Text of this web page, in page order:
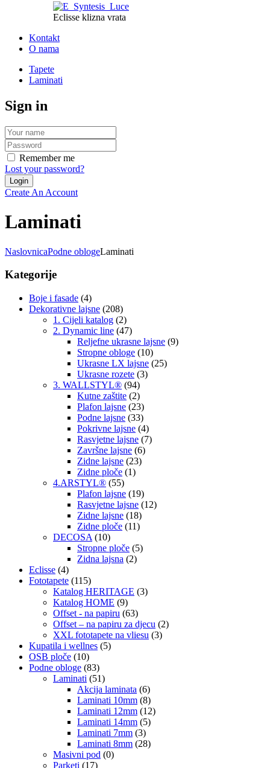
Eclisse klizna vrata
Kontakt
O nama
Tapete
Laminati
Sign in
Remember me
Lost your password?
Create An Account
Laminati
NaslovnicaPodne oblogeLaminati
Kategorije
Boje i fasade (4)
Dekorativne lajsne (208)
1. Cijeli katalog (2)
2. Dynamic line (47)
Reljefne ukrasne lajsne (9)
Stropne obloge (10)
Ukrasne LX lajsne (25)
Ukrasne rozete (3)
3. WALLSTYL® (94)
Kutne zaštite (2)
Plafon lajsne (23)
Podne lajsne (33)
Pokrivne lajsne (4)
Rasvjetne lajsne (7)
Završne lajsne (6)
Zidne lajsne (23)
Zidne ploče (1)
4.ARSTYL® (55)
Plafon lajsne (19)
Rasvjetne lajsne (12)
Zidne lajsne (18)
Zidne ploče (11)
DECOSA (10)
Stropne ploče (5)
Zidna lajsna (2)
Eclisse (4)
Fototapete (115)
Katalog HERITAGE (3)
Katalog HOME (9)
Offset - na papiru (63)
Offset – na papiru za djecu (2)
XXL fototapete na vliesu (3)
Kupatila i wellnes (5)
OSB ploče (10)
Podne obloge (83)
Laminati (51)
Akcija laminata (6)
Laminati 10mm (8)
Laminati 12mm (12)
Laminati 14mm (5)
Laminati 7mm (3)
Laminati 8mm (28)
Masivni pod (0)
Parketi (17)